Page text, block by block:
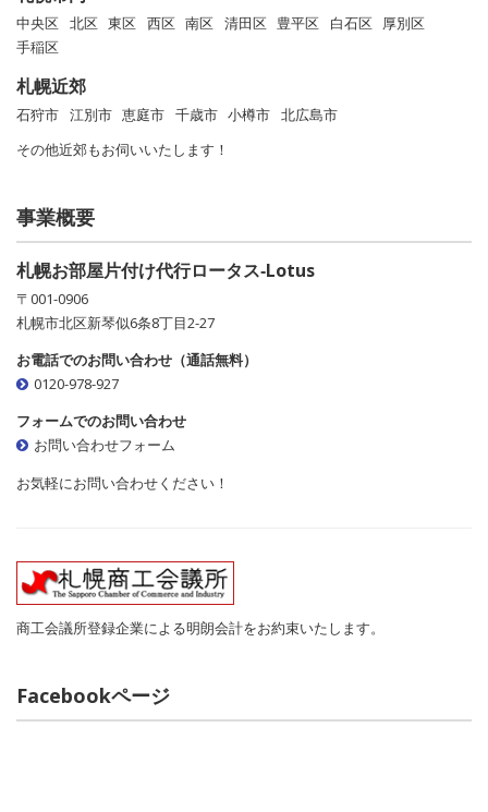
中央区 北区 東区 西区 南区 清田区 豊平区 白石区 厚別区
手稲区
札幌近郊
石狩市 江別市 恵庭市 千歳市 小樽市 北広島市
その他近郊もお伺いいたします！
事業概要
札幌お部屋片付け代行ロータス‐Lotus
〒001-0906
札幌市北区新琴似6条8丁目2-27
お電話でのお問い合わせ（通話無料）
0120-978-927
フォームでのお問い合わせ
お問い合わせフォーム
お気軽にお問い合わせください！
商工会議所登録企業による明朗会計をお約束いたします。
Facebookページ